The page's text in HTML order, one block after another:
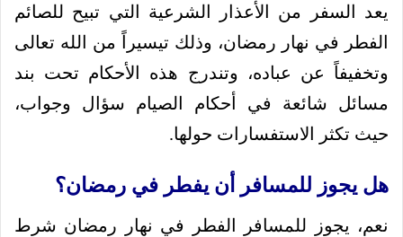
يعد السفر من الأعذار الشرعية التي تبيح للصائم
الفطر في نهار رمضان، وذلك تيسيراً من الله تعالى
وتخفيفاً عن عباده، وتندرج هذه الأحكام تحت بند
مسائل شائعة في أحكام الصيام سؤال وجواب،
حيث تكثر الاستفسارات حولها.
هل يجوز للمسافر أن يفطر في رمضان؟
نعم، يجوز للمسافر الفطر في نهار رمضان شرط